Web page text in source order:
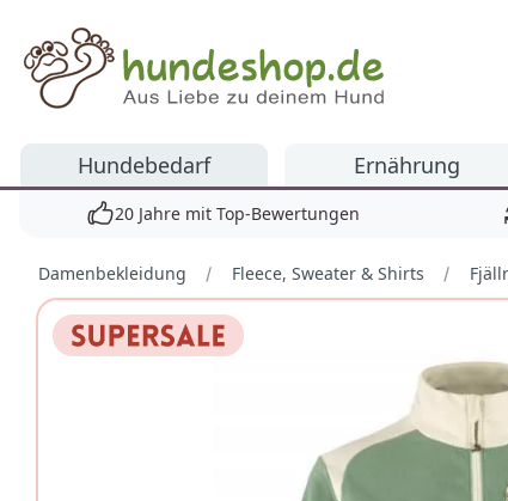
Hundeshop.de
Hundebedarf Ernährung
20 Jahre mit Top-Bewertungen
Damenbekleidung Fleece, Sweater & Shirts
Bilder